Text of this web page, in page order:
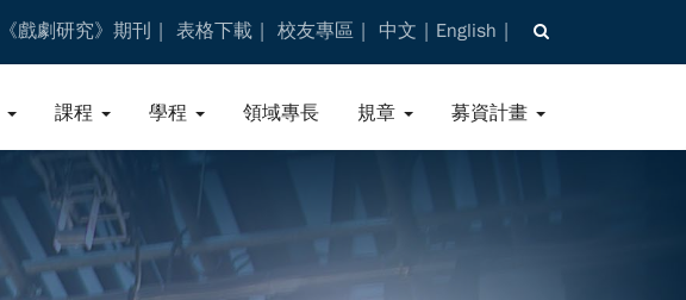
《戲劇研究》期刊 表格下載 校友專區 中文 English
課程 學程 領域專長 規章 募資計畫